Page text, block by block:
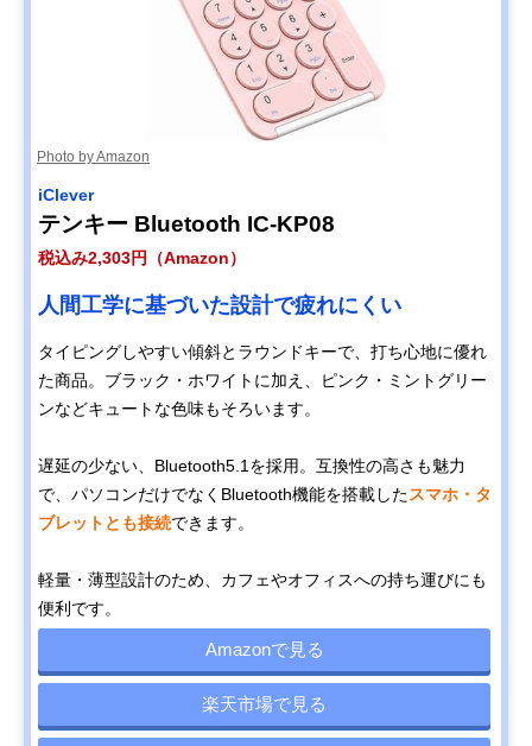
Photo by Amazon
​‎iClever
テンキー Bluetooth IC-KP08
税込み2,303円（Amazon）
人間工学に基づいた設計で疲れにくい
タイピングしやすい傾斜とラウンドキーで、打ち心地に優れ
た商品。ブラック・ホワイトに加え、ピンク・ミントグリー
ンなどキュートな色味もそろいます。
遅延の少ない、Bluetooth5.1を採用。互換性の高さも魅力
で、パソコンだけでなくBluetooth機能を搭載したスマホ・タ
ブレットとも接続できます。
軽量・薄型設計のため、カフェやオフィスへの持ち運びにも
便利です。
Amazonで見る
楽天市場で見る